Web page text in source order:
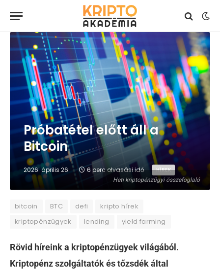
Heti kriptopénzügyi összefoglaló
Próbatétel előtt áll a
Bitcoin
2026. április 26. 6 perc olvasási idő HÍREK
bitcoin BTC defi
kripto hírek
kriptopénzügyek
lending yield farming
Rövid híreink a kriptopénzügyek világából.
Kriptopénz szolgáltatók és tőzsdék által